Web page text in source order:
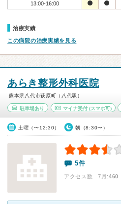
13:00-16:00
治療実績
この病院の治療実績を見る
あらき整形外科医院
熊本県八代市萩原町（八代駅）
駐車場あり マイナ受付(スマホ可)
土曜（〜12:30） 朝（8:30〜）
5件
アクセス数 7月:460